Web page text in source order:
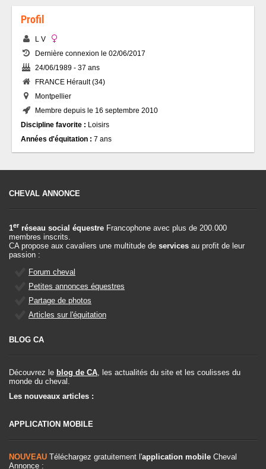
Profil
L V
Dernière connexion le 02/06/2017
24/06/1989 - 37 ans
FRANCE Hérault (34)
Montpellier
Membre depuis le 16 septembre 2010
Discipline favorite : Loisirs
Années d'équitation : 7 ans
CHEVAL ANNONCE
1er réseau social équestre Francophone avec plus de 200.000
membres inscrits.
CA propose aux cavaliers une multitude de services au profit de leur
passion :
Forum cheval
Petites annonces équestres
Partage de photos
Articles sur l'équitation
BLOG CA
Découvrez le blog de CA, les actualités du site et les coulisses du
monde du cheval.
Les nouveaux articles :
APPLICATION MOBILE
NOUVEAU Téléchargez gratuitement l'application mobile Cheval
Annonce :